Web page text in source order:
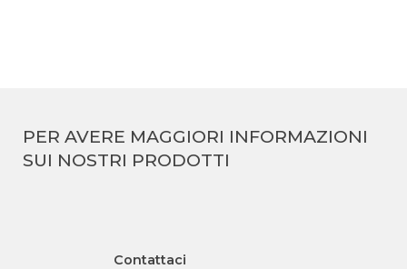
PER AVERE MAGGIORI INFORMAZIONI
SUI NOSTRI PRODOTTI
Contattaci